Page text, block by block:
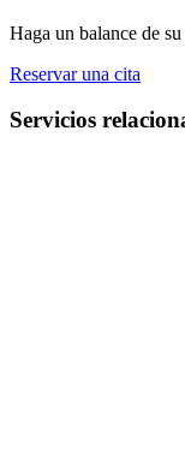
Haga un balance de
Reservar una cita
Servicios